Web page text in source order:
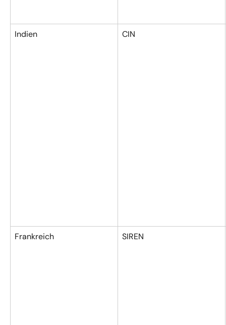
Indien CIN
Frankreich SIREN